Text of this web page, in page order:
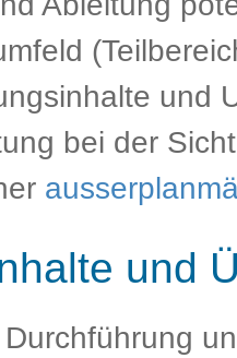
und
bei der
und